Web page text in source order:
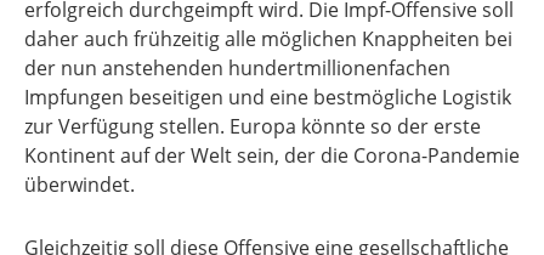
erfolgreich durchgeimpft wird. Die Impf-Offensive soll
daher auch frühzeitig alle möglichen Knappheiten bei
der nun anstehenden hundertmillionenfachen
Impfungen beseitigen und eine bestmögliche Logistik
zur Verfügung stellen. Europa könnte so der erste
Kontinent auf der Welt sein, der die Corona-Pandemie
überwindet.
Gleichzeitig soll diese Offensive eine gesellschaftliche